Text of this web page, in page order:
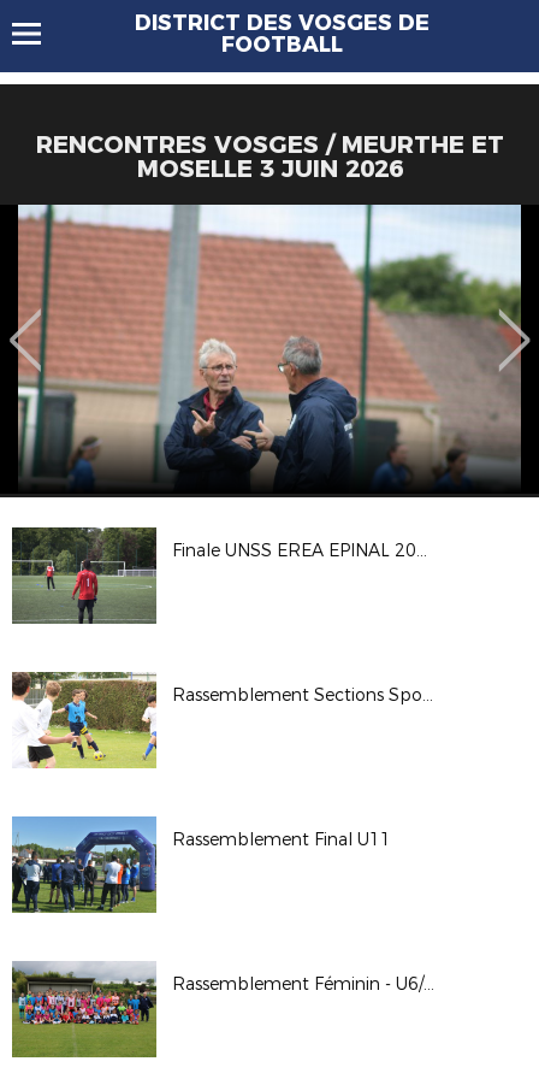
DISTRICT DES VOSGES DE
FOOTBALL
RENCONTRES VOSGES / MEURTHE ET
MOSELLE 3 JUIN 2026
Finale UNSS EREA EPINAL 2026
Rassemblement Sections Sportives
Rassemblement Final U11
Rassemblement Féminin - U6/U13